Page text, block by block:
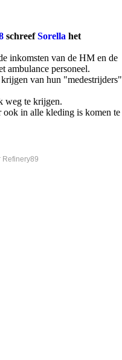
schreefSorella het
inkomsten van de HM en de
ambulance personeel.
van hun "medestrijders"
weg te krijgen.
ook in alle kleding is komen te
Refinery89